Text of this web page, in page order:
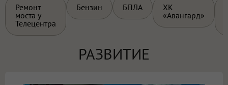
Ремонт
моста у
Телецентра
Бензин БПЛА
ХК
«Авангард»
РАЗВИТИЕ